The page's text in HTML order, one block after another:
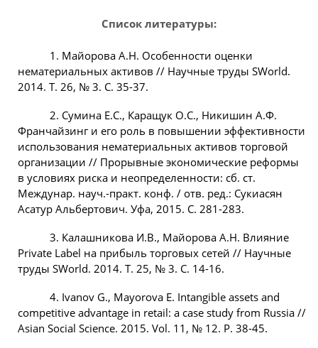
Список литературы:
1. Майорова А.Н. Особенности оценки
нематериальных активов // Научные труды SWorld.
2014. Т. 26, № 3. С. 35-37.
2. Сумина Е.С., Каращук О.С., Никишин А.Ф.
Франчайзинг и его роль в повышении эффективности
использования нематериальных активов торговой
организации // Прорывные экономические реформы
в условиях риска и неопределенности: сб. ст.
Междунар. науч.-практ. конф. / отв. ред.: Сукиасян
Асатур Альбертович. Уфа, 2015. С. 281-283.
3. Калашникова И.В., Майорова А.Н. Влияние
Private Label на прибыль торговых сетей // Научные
труды SWorld. 2014. Т. 25, № 3. С. 14-16.
4. Ivanov G., Mayorova E. Intangible assets and
competitive advantage in retail: a case study from Russia //
Asian Social Science. 2015. Vol. 11, № 12. P. 38-45.